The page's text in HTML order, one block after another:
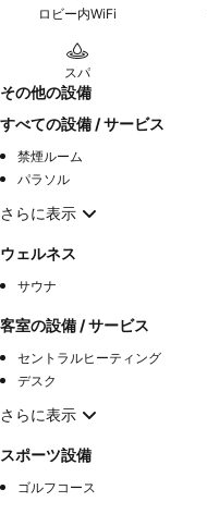
ロビー内WiFi
スパ
その他の設備
すべての設備 / サービス
禁煙ルーム
パラソル
さらに表示
ウェルネス
サウナ
客室の設備 / サービス
セントラルヒーティング
デスク
さらに表示
スポーツ設備
ゴルフコース